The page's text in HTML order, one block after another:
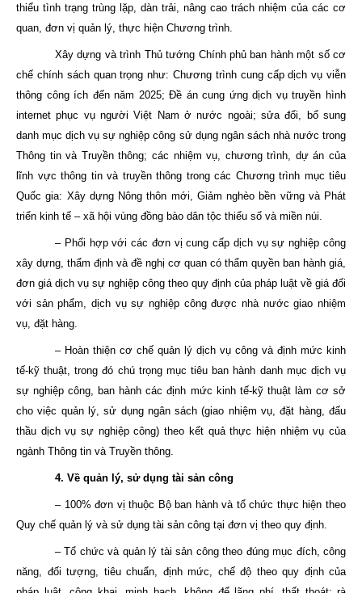
thiểu tình trạng trùng lặp, dàn trải, nâng cao trách nhiệm của các cơ
quan, đơn vị quản lý, thực hiện Chương trình.
Xây dựng và trình Thủ tướng Chính phủ ban hành một số cơ
chế chính sách quan trọng như: Chương trình cung cấp dịch vụ viễn
thông công ích đến năm 2025; Đề án cung ứng dịch vụ truyền hình
internet phục vụ người Việt Nam ở nước ngoài; sửa đổi, bổ sung
danh mục dịch vụ sự nghiệp công sử dụng ngân sách nhà nước trong
Thông tin và Truyền thông; các nhiệm vụ, chương trình, dự án của
lĩnh vực thông tin và truyền thông trong các Chương trình mục tiêu
Quốc gia: Xây dựng Nông thôn mới, Giảm nghèo bền vững và Phát
triển kinh tế – xã hội vùng đồng bào dân tộc thiểu số và miền núi.
– Phối hợp với các đơn vị cung cấp dịch vụ sự nghiệp công
xây dựng, thẩm định và đề nghị cơ quan có thẩm quyền ban hành giá,
đơn giá dịch vụ sự nghiệp công theo quy định của pháp luật về giá đối
với sản phẩm, dịch vụ sự nghiệp công được nhà nước giao nhiệm
vụ, đặt hàng.
– Hoàn thiện cơ chế quản lý dịch vụ công và định mức kinh
tế-kỹ thuật, trong đó chú trọng mục tiêu ban hành danh mục dịch vụ
sự nghiệp công, ban hành các định mức kinh tế-kỹ thuật làm cơ sở
cho việc quản lý, sử dụng ngân sách (giao nhiệm vụ, đặt hàng, đấu
thầu dịch vụ sự nghiệp công) theo kết quả thực hiện nhiệm vụ của
ngành Thông tin và Truyền thông.
4. Về quản lý, sử dụng tài sản công
– 100% đơn vị thuộc Bộ ban hành và tổ chức thực hiện theo
Quy chế quản lý và sử dụng tài sản công tại đơn vị theo quy định.
– Tổ chức và quản lý tài sản công theo đúng mục đích, công
năng, đối tượng, tiêu chuẩn, định mức, chế độ theo quy định của